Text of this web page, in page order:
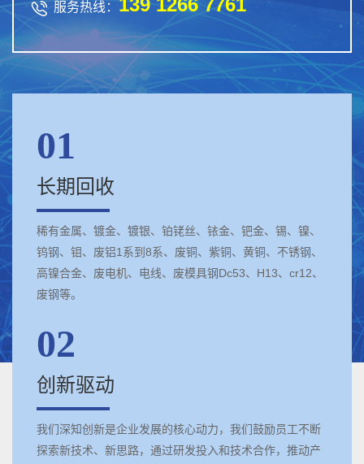
 服务热线：
01
长期回收
稀有金属、镀金、镀银、铂铑丝、铱金、钯金、锡、镍、
钨钢、钼、废铝1系到8系、废铜、紫铜、黄铜、不锈钢、
高镍合金、废电机、电线、废模具钢Dc53、H13、cr12、
废钢等。
02
创新驱动
我们深知创新是企业发展的核心动力，我们鼓励员工不断
探索新技术、新思路，通过研发投入和技术合作，推动产